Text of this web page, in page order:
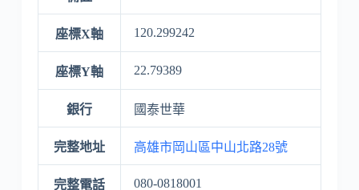
座標X軸 120.299242
座標Y軸 22.79389
銀行 國泰世華
完整地址 高雄市岡山區中山北路28號
完整電話 080-0818001